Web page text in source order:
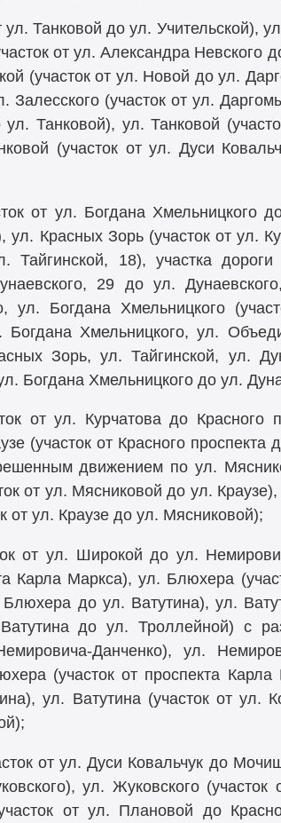
Танковой до ул. Учительской),
от ул. Александра Невского
(участок от ул. Новой до ул.
Залесского (участок от ул.
Танковой), ул. Танковой
(участок от ул. Дуси
от ул. Богдана Хмельницкого
Красных Зорь (участок от ул.
Тайгинской, 18), участка
29 до ул.
ул. Богдана Хмельницкого
Хмельницкого, ул.
Зорь, ул. Тайгинской, ул.
Богдана Хмельницкого до ул.
от ул. Курчатова до Красного
(участок от Красного проспекта
движением по ул.
от ул. Мясниковой до ул.
от ул. Краузе до ул. Мясниковой);
от ул. Широкой до ул.
Карла Маркса), ул. Блюхера
до ул. Ватутина), ул.
до ул. Троллейной) с
Данченко), ул.
(участок от проспекта
ул. Ватутина (участок от ул.
от ул. Дуси Ковальчук до
ул. Жуковского
от ул. Плановой до